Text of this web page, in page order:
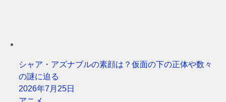
シャア・アズナブルの素顔は？仮面の下の正体や数々
の謎に迫る
2026年7月25日